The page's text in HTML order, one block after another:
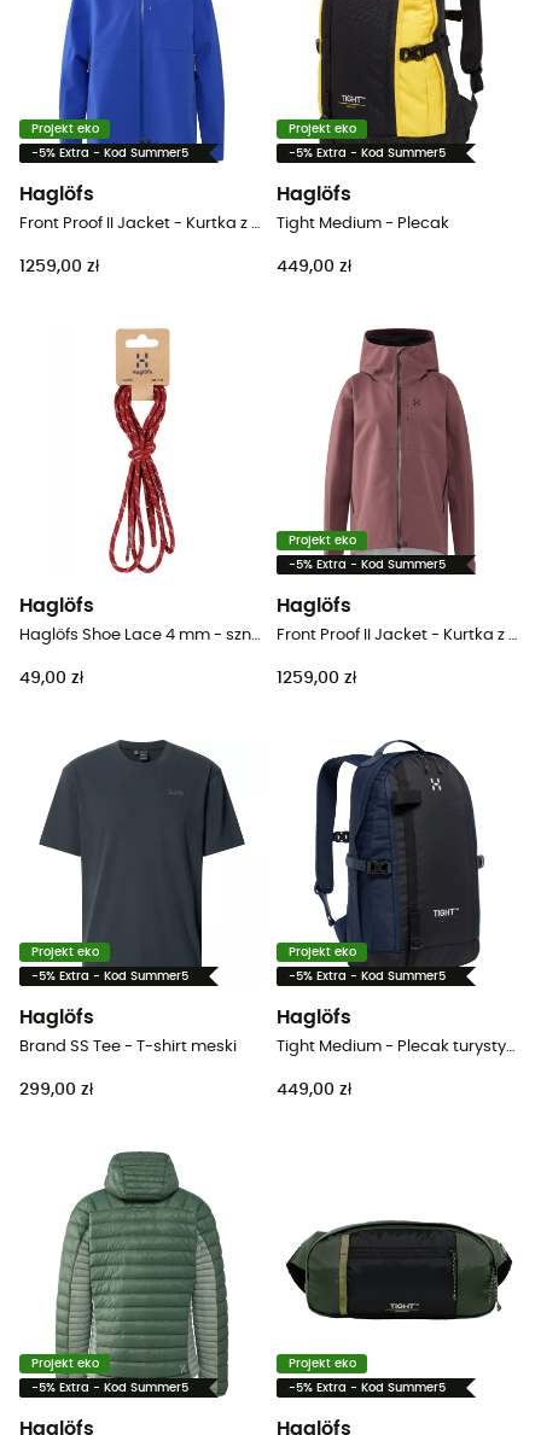
Projekt eko
-5% Extra - Kod Summer5
Haglöfs
Front Proof II Jacket - Kurtka z membraną meska
1259,00 zł
Projekt eko
-5% Extra - Kod Summer5
Haglöfs
Tight Medium - Plecak
449,00 zł
Haglöfs
Haglöfs Shoe Lace 4 mm - sznurówki
49,00 zł
Projekt eko
-5% Extra - Kod Summer5
Haglöfs
Front Proof II Jacket - Kurtka z membraną damska
1259,00 zł
Projekt eko
-5% Extra - Kod Summer5
Haglöfs
Brand SS Tee - T-shirt meski
299,00 zł
Projekt eko
-5% Extra - Kod Summer5
Haglöfs
Tight Medium - Plecak turystyczny
449,00 zł
Projekt eko
-5% Extra - Kod Summer5
Haglöfs
Projekt eko
-5% Extra - Kod Summer5
Haglöfs